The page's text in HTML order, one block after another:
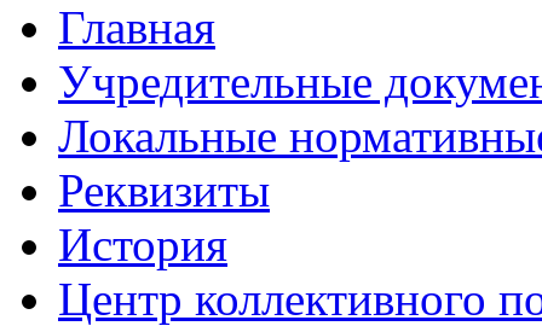
Главная
Учредительные
Локальные
Реквизиты
История
Центр коллективного